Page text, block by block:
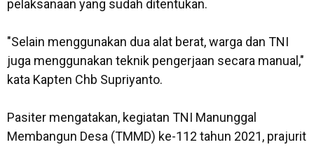
pelaksanaan yang sudah ditentukan.
"Selain menggunakan dua alat berat, warga dan TNI
juga menggunakan teknik pengerjaan secara manual,"
kata Kapten Chb Supriyanto.
Pasiter mengatakan, kegiatan TNI Manunggal
Membangun Desa (TMMD) ke-112 tahun 2021, prajurit